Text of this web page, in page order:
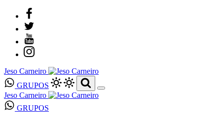
Jeso Carneiro
GRUPOS
Jeso Carneiro
GRUPOS